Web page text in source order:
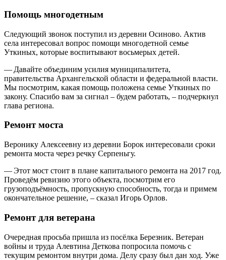
Помощь многодетным
Следующий звонок поступил из деревни Осиново. Актив
села интересовал вопрос помощи многодетной семье
Уткиных, которые воспитывают восьмерых детей.
— Давайте объединим усилия муниципалитета,
правительства Архангельской области и федеральной власти.
Мы посмотрим, какая помощь положена семье Уткиных по
закону. Спасибо вам за сигнал – будем работать, – подчеркнул
глава региона.
Ремонт моста
Веронику Алексеевну из деревни Борок интересовали сроки
ремонта моста через речку Серпеньгу.
— Этот мост стоит в плане капитального ремонта на 2017 год.
Проведём ревизию этого объекта, посмотрим его
грузоподъёмность, пропускную способность, тогда и примем
окончательное решение, – сказал Игорь Орлов.
Ремонт для ветерана
Очередная просьба пришла из посёлка Березник. Ветеран
войны и труда Алевтина Деткова попросила помочь с
текущим ремонтом внутри дома. Делу сразу был дан ход. Уже